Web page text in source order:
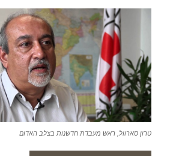
טרון סארוול, ראש מעבדת חדשנות בצלב האדום